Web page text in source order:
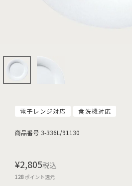
電子レンジ対応 食洗機対応
商品番号 3-336L/91130
¥2,805税込
128ポイント還元